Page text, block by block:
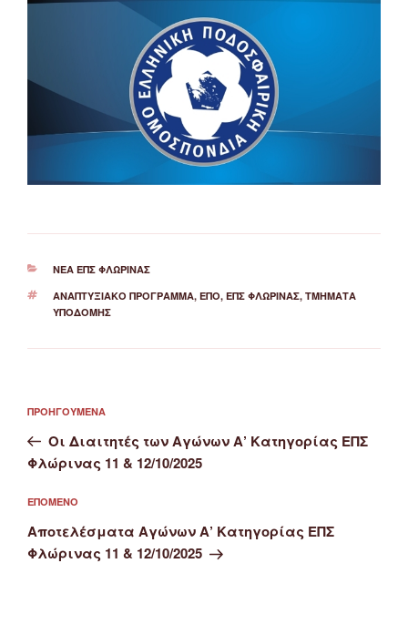
ΚΑΤΗΓΟΡΊΕΣ
ΝΈΑ ΕΠΣ ΦΛΏΡΙΝΑΣ
ΕΤΙΚΈΤΕΣ
ΑΝΆΠΤΥΞΙΑΚΌ ΠΡΌΓΡΑΜΜΑ, ΕΠΟ, ΕΠΣ ΦΛΏΡΙΝΑΣ, ΤΜΉΜΑΤΑ
ΥΠΟΔΟΜΉΣ
άρθρων
Προηγούμενο
άρθρο
ΠΡΟΗΓΟΎΜΕΝΑ
Οι Διαιτητές των Αγώνων Α’ Κατηγορίας ΕΠΣ
Φλώρινας 11 & 12/10/2025
Επόμενο
άρθρο
ΕΠΌΜΕΝΟ
Αποτελέσματα Αγώνων Α’ Κατηγορίας ΕΠΣ
Φλώρινας 11 & 12/10/2025